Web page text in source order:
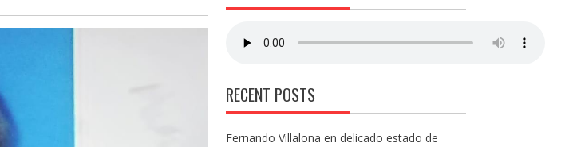
RECENT POSTS
Fernando Villalona en delicado estado de